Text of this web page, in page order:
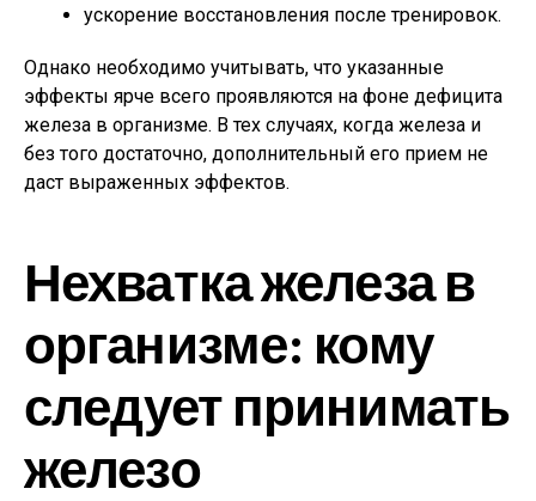
ускорение восстановления после тренировок.
Однако необходимо учитывать, что указанные
эффекты ярче всего проявляются на фоне дефицита
железа в организме. В тех случаях, когда железа и
без того достаточно, дополнительный его прием не
даст выраженных эффектов.
Нехватка железа в
организме: кому
следует принимать
железо